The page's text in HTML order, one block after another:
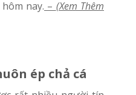
nay. – (Xem Thêm
ép chả cá